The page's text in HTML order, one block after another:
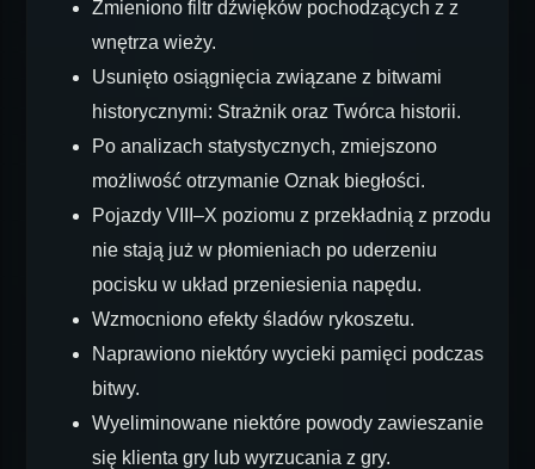
Zmieniono filtr dźwięków pochodzących z z
wnętrza wieży.
Usunięto osiągnięcia związane z bitwami
historycznymi: Strażnik oraz Twórca historii.
Po analizach statystycznych, zmiejszono
możliwość otrzymanie Oznak biegłości.
Pojazdy VIII–X poziomu z przekładnią z przodu
nie stają już w płomieniach po uderzeniu
pocisku w układ przeniesienia napędu.
Wzmocniono efekty śladów rykoszetu.
Naprawiono niektóry wycieki pamięci podczas
bitwy.
Wyeliminowane niektóre powody zawieszanie
się klienta gry lub wyrzucania z gry.